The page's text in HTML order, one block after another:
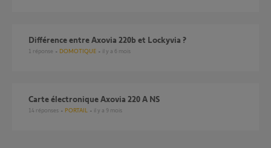
Différence entre Axovia 220b et Lockyvia ?
1 réponse DOMOTIQUE il y a 6 mois
Carte électronique Axovia 220 A NS
14 réponses PORTAIL il y a 9 mois